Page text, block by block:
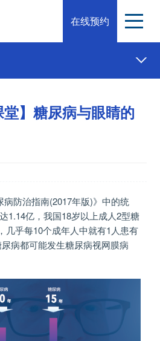
在线预约
堂】糖尿病与眼睛的
防治指南(2017年版)》中的统
1.14亿，我国18岁以上成人2型糖
几乎每10个成年人中就有1人患有
病都可能发生糖尿病视网膜病